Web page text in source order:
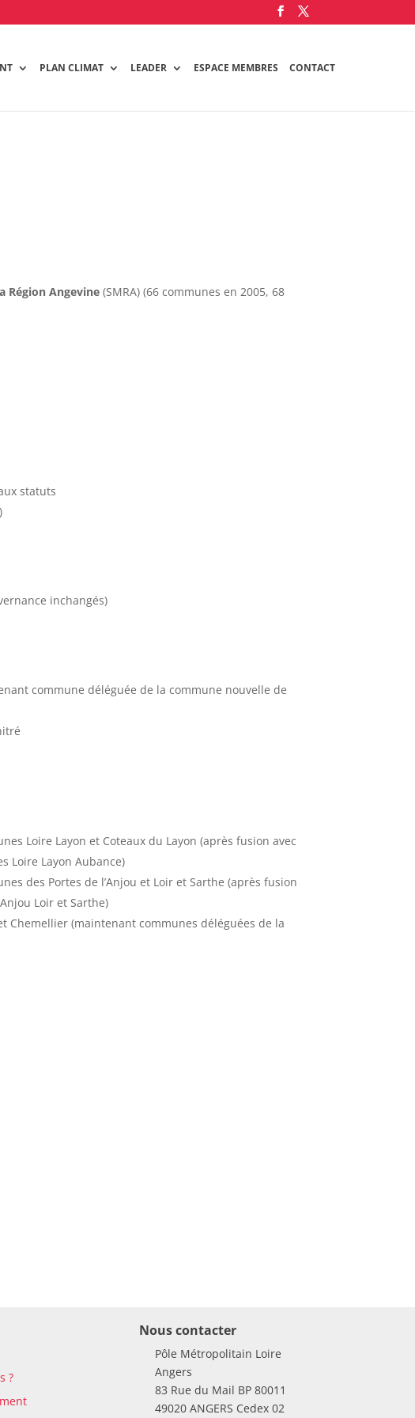
PLAN CLIMAT LEADER ESPACE MEMBRES CONTACT
Région Angevine (SMRA) (66 communes en 2005, 68
statuts
inchangés)
commune déléguée de la commune nouvelle de
Loire Layon et Coteaux du Layon (après fusion avec
Loire Layon Aubance)
des Portes de l’Anjou et Loir et Sarthe (après fusion
Loir et Sarthe)
Chemellier (maintenant communes déléguées de la
?
Nous contacter
Pôle Métropolitain Loire
Angers
83 Rue du Mail BP 80011
49020 ANGERS Cedex 02